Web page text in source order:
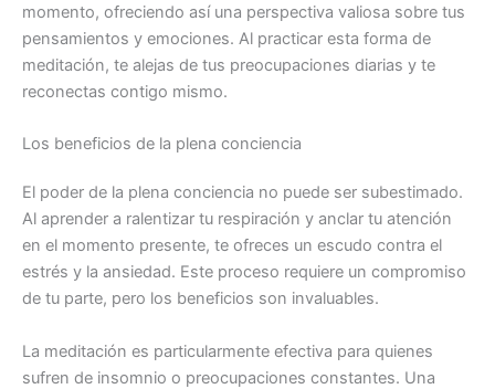
momento, ofreciendo así una perspectiva valiosa sobre tus
pensamientos y emociones. Al practicar esta forma de
meditación, te alejas de tus preocupaciones diarias y te
reconectas contigo mismo.
Los beneficios de la plena conciencia
El poder de la plena conciencia no puede ser subestimado.
Al aprender a ralentizar tu respiración y anclar tu atención
en el momento presente, te ofreces un escudo contra el
estrés y la ansiedad. Este proceso requiere un compromiso
de tu parte, pero los beneficios son invaluables.
La meditación es particularmente efectiva para quienes
sufren de insomnio o preocupaciones constantes. Una